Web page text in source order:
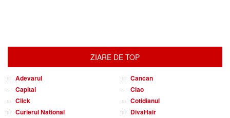
ZIARE DE TOP
Adevarul
Cancan
Capital
Ciao
Click
Cotidianul
Curierul National
DivaHair